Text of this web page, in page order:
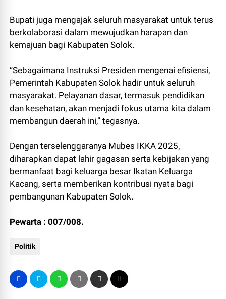
Bupati juga mengajak seluruh masyarakat untuk terus
berkolaborasi dalam mewujudkan harapan dan
kemajuan bagi Kabupaten Solok.
“Sebagaimana Instruksi Presiden mengenai efisiensi,
Pemerintah Kabupaten Solok hadir untuk seluruh
masyarakat. Pelayanan dasar, termasuk pendidikan
dan kesehatan, akan menjadi fokus utama kita dalam
membangun daerah ini,” tegasnya.
Dengan terselenggaranya Mubes IKKA 2025,
diharapkan dapat lahir gagasan serta kebijakan yang
bermanfaat bagi keluarga besar Ikatan Keluarga
Kacang, serta memberikan kontribusi nyata bagi
pembangunan Kabupaten Solok.
Pewarta : 007/008.
Politik